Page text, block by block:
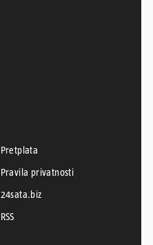
Pretplata
Pravila privatnosti
24sata.biz
RSS